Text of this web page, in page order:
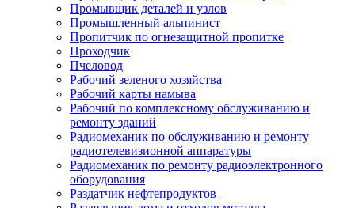
Промывщик деталей и узлов
Промышленный альпинист
Пропитчик по огнезащитной пропитке
Проходчик
Пчеловод
Рабочий зеленого хозяйства
Рабочий карты намыва
Рабочий по комплексному обслуживанию и
ремонту зданий
Радиомеханик по обслуживанию и ремонту
радиотелевизионной аппаратуры
Радиомеханик по ремонту радиоэлектронного
оборудования
Раздатчик нефтепродуктов